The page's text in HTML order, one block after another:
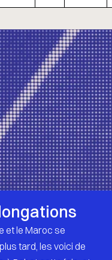
et le Maroc se
tard, les voici de